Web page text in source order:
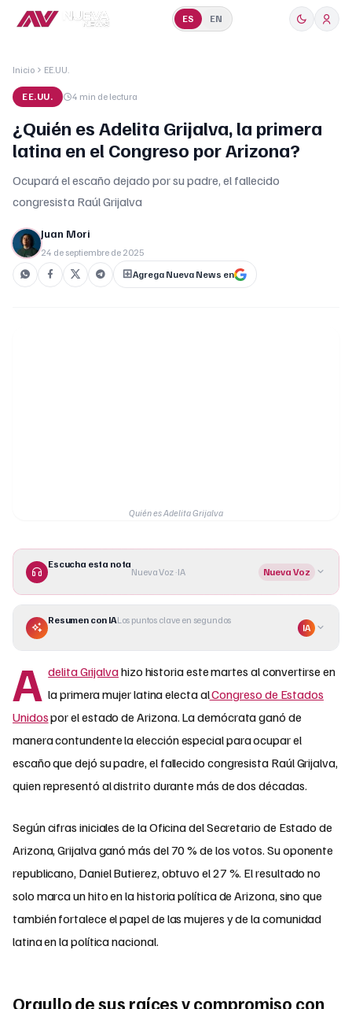
ES EN
Inicio EE.UU.
EE.UU. 4 min de lectura
¿Quién es Adelita Grijalva, la primera
latina en el Congreso por Arizona?
Ocupará el escaño dejado por su padre, el fallecido
congresista Raúl Grijalva
Juan Mori
24 de septiembre de 2025
Agrega Nueva News en
Quién es Adelita Grijalva
Escucha esta nota
Nueva Voz · IA Nueva Voz
Resumen con IALos puntos clave en segundos
IA
A delita Grijalvahizo historia este martes al convertirse en
la primera mujer latina electa alCongreso de Estados
Unidospor el estado de Arizona. La demócrata ganó de
manera contundente la elección especial para ocupar el
escaño que dejó su padre, el fallecido congresista Raúl Grijalva,
quien representó al distrito durante más de dos décadas.
Según cifras iniciales de la Oficina del Secretario de Estado de
Arizona, Grijalva ganó más del 70 % de los votos. Su oponente
republicano, Daniel Butierez, obtuvo el 27 %. El resultado no
solo marca un hito en la historia política de Arizona, sino que
también fortalece el papel de las mujeres y de la comunidad
latina en la política nacional.
Orgullo de sus raíces y compromiso con